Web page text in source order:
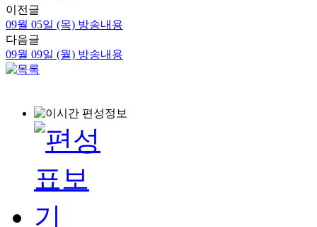
이전글
09월 05일 (목) 방송내용
다음글
09월 09일 (월) 방송내용